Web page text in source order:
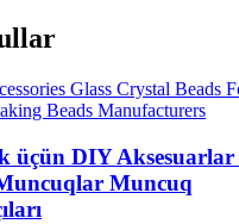
üçün DIY Aksesuarlar
Muncuq